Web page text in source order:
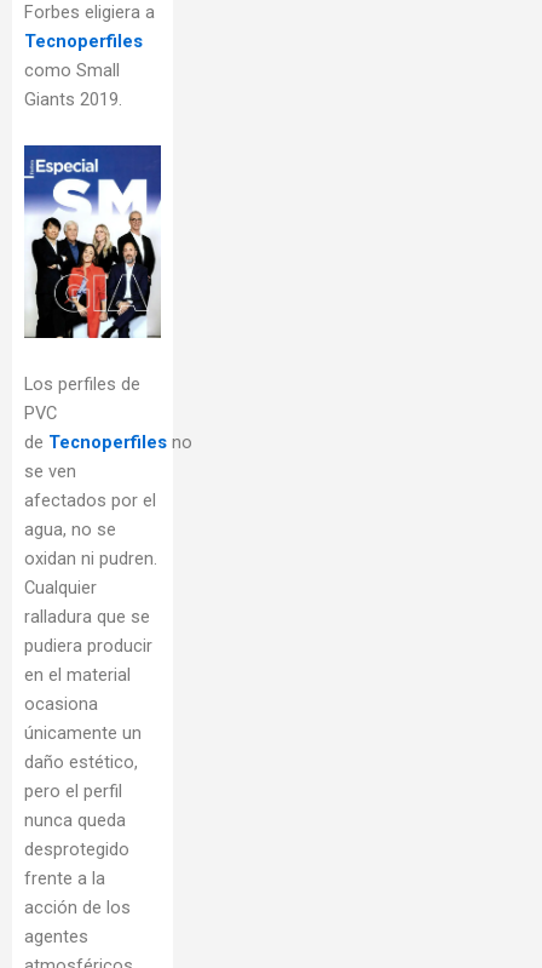
Forbes eligiera a
Tecnoperfiles
como Small
Giants 2019.
Los perfiles de
PVC
de Tecnoperfiles no
se ven
afectados por el
agua, no se
oxidan ni pudren.
Cualquier
ralladura que se
pudiera producir
en el material
ocasiona
únicamente un
daño estético,
pero el perfil
nunca queda
desprotegido
frente a la
acción de los
agentes